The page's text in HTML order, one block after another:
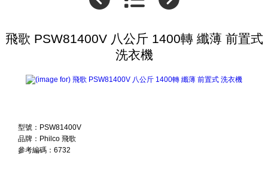
飛歌 PSW81400V 八公斤 1400轉 纖薄 前置式
洗衣機
型號：PSW81400V
品牌：Philco 飛歌
參考編碼：6732